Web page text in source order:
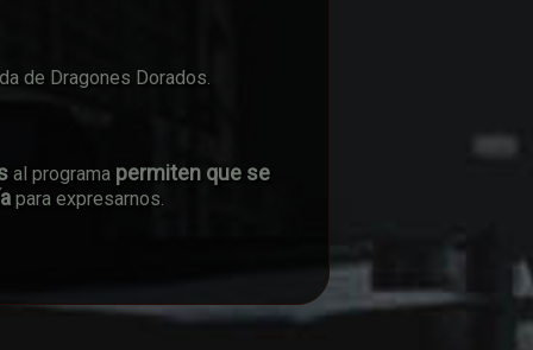
de Dragones Dorados.
al programa permiten que se
para expresarnos.